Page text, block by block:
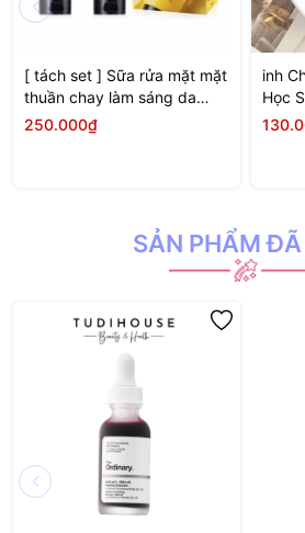
[ tách set ] Sữa rửa mặt mặt
thuần chay làm sáng da
Belif Super Knights
250.000₫
inh
Học
SẢN PHẨM ĐÃ